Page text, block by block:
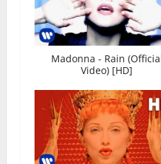
Madonna - Rain
Video) [HD]